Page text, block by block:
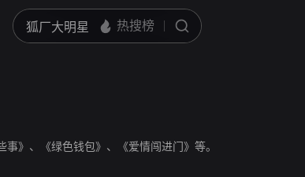
》、《绿色钱包》、《爱情闯进门》等。